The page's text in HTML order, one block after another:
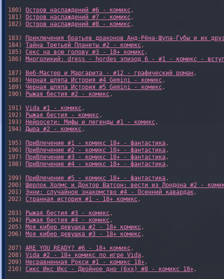
180) Остров наслаждений #6 - комикс,
181) Остров наслаждений #7 - комикс,
182) Остров наслаждений #8 - комикс,
183)
Приключения братьев драконов Анд-Рёна-Шупа-Губы и их
184) Тайна Третьей Планеты #2 - комикс,
185) Секс на всю голову #3 - 18+ комикс,
186) Многоликий: dress - hordes эпизод 6 - #1 - комикс -
187)
Веб-Мастер и Маргарита - #12 - графический роман,
188) Черная шляпа История #4 Gemini - комикс,
189) Черная шляпа История #5 Gemini - комикс,
190)
Рыжая бестия #2 - комикс,
191) Vida #1 - комикс,
192)
Рыжая бестия - комикс,
193)
Нейросети: Мифы и легенды #1 - комикс,
194) Дыра #2 - комикс,
195)
ПриВлечение #1 - комикс 18+ - фантастика,
196)
ПриВлечение #2 - комикс 18+ - фантастика,
197)
ПриВлечение #3 - комикс 18+ - фантастика,
198)
ПриВлечение #4 - комикс 18+ - фантастика,
199)
ПриВлечение #5 - комикс 18+ - фантастика,
200) Шерлок Холмс и Доктор Ватсон: вести из Лондона #2 -
201) Энни: случайное знакомство #4 - Осенний кавардак,
202) Странная история #1 - 18+ комикс,
203)
Рыжая бестия #3 - комикс,
204)
Рыжая бестия #4 - комикс,
205) Моя кибер девушка #2 - 18+ комикс,
206) Моя кибер девушка #3 - 18+ комикс,
207) ARE YOU READY? #6 - 18+ комикс,
208) Vida #2 - 18+ комикс по игре Vida,
209)
Несравненная Рокси #1 - комикс 18+,
210) Сикс Икс Икс - Двойное дно (6xx) #8 - комикс 18+,